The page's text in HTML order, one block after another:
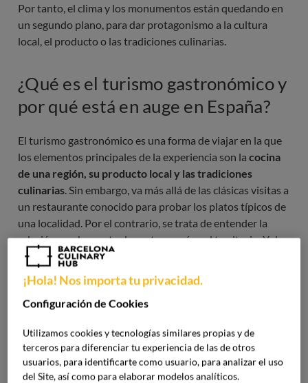
Por tanto, el clima y los monumentos están quedando en
un segundo plano, para dar protagonismo a la cultura
local, el producto o las tradiciones culinarias.
¿Qué es el turismo gastronómico y
por qué está en auge en España?
El turismo gastronómico es una forma de viajar en la que
los elementos principales de la experiencia son la cocina
de una región, su producto local y las tradiciones
culinarias . Sin embargo, va más allá de las clásicas visitas a
un restaurante conocido para probar los platos típicos de
una localidad. Por el contrario, se trata de entender la
relación que hay entre la gastronomía y el territorio. Y de
descubrir cómo la historia, el paisaje y la cultura han
influenciado y moldeado lo que se come en la actualidad.
En el caso del turismo gastronómico en España, esta
identidad culinaria muy fuerte, pero también diferentes
regiones con sus propias tradiciones, que son diversas
entre sí. Nuestra oferta es muy amplia e incluye tanto la
¡Hola! Nos importa tu privacidad.
Configuración de Cookies
Utilizamos cookies y tecnologías similares propias y de
terceros para diferenciar tu experiencia de las de otros
usuarios, para identificarte como usuario, para analizar el uso
del Site, así como para elaborar modelos analíticos.